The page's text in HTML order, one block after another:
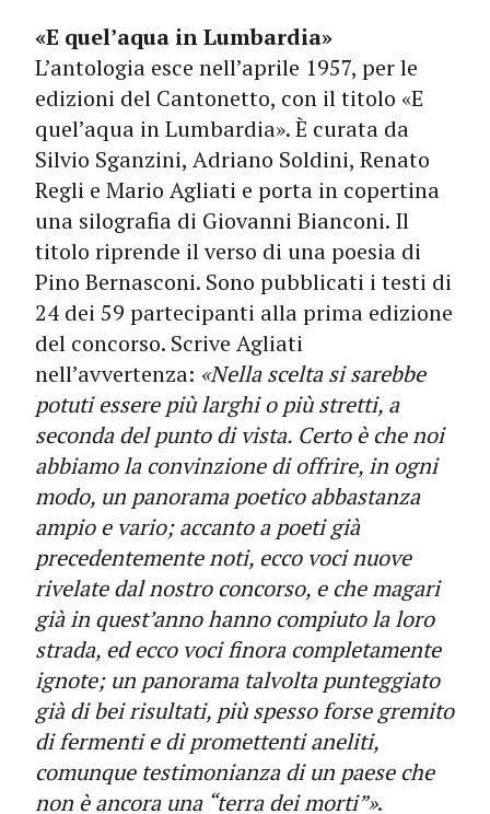
«E quel’aqua in Lumbardia»
L’antologia esce nell’aprile 1957, per le
edizioni del Cantonetto, con il titolo «E
quel’aqua in Lumbardia». È curata da
Silvio Sganzini, Adriano Soldini, Renato
Regli e Mario Agliati e porta in copertina
una silografia di Giovanni Bianconi. Il
titolo riprende il verso di una poesia di
Pino Bernasconi. Sono pubblicati i testi di
24 dei 59 partecipanti alla prima edizione
del concorso. Scrive Agliati
nell’avvertenza: «Nella scelta si sarebbe
potuti essere più larghi o più stretti, a
seconda del punto di vista. Certo è che noi
abbiamo la convinzione di offrire, in ogni
modo, un panorama poetico abbastanza
ampio e vario; accanto a poeti già
precedentemente noti, ecco voci nuove
rivelate dal nostro concorso, e che magari
già in quest’anno hanno compiuto la loro
strada, ed ecco voci finora completamente
ignote; un panorama talvolta punteggiato
già di bei risultati, più spesso forse gremito
di fermenti e di promettenti aneliti,
comunque testimonianza di un paese che
non è ancora una “terra dei morti”».